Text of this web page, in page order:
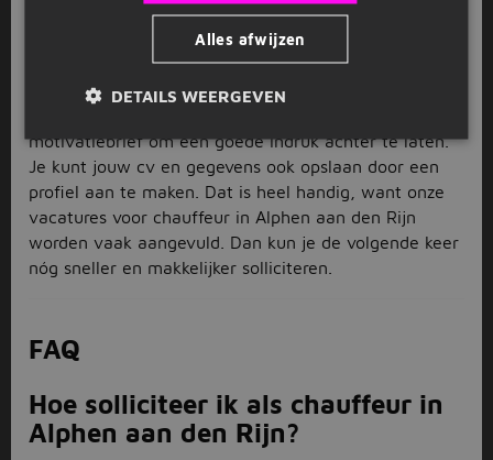
simpel. Op de pagina van jouw favoriete vacature klik
je rechts bovenaan op de grote roze sollicitatieknop:
deze is niet te missen. Vervolgens word je naar een
scherm geleid waarop je jouw gegevens kunt invullen.
motivatiebrief om een goede indruk achter te laten.
Je kunt jouw cv en gegevens ook opslaan door een
profiel aan te maken. Dat is heel handig, want onze
vacatures voor chauffeur in Alphen aan den Rijn
worden vaak aangevuld. Dan kun je de volgende keer
nóg sneller en makkelijker solliciteren.
FAQ
Hoe solliciteer ik als chauffeur in
Alphen aan den Rijn?
Alles afwijzen
DETAILS WEERGEVEN